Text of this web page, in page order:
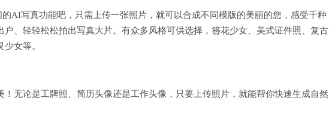
AI写真功能吧，只需上传一张照片，就可以合成不同模版的美丽的您，感受千种
、轻轻松松拍出写真大片。有众多风格可供选择，簪花少女、美式证件照、复古
女等。
无论是工牌照、简历头像还是工作头像，只要上传照片，就能帮你快速生成自然